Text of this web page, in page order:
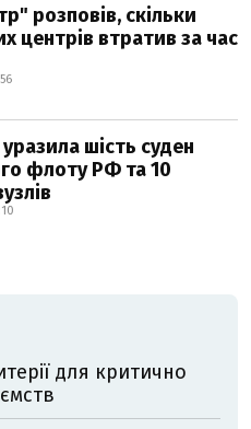
розповів, скільки
центрів втратив за час
уразила шість суден
флоту РФ та 10
для критично